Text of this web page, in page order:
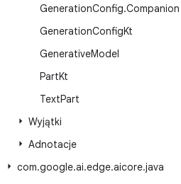
GenerationConfig.Companion
GenerationConfigKt
GenerativeModel
PartKt
TextPart
Wyjątki
Adnotacje
com.google.ai.edge.aicore.java